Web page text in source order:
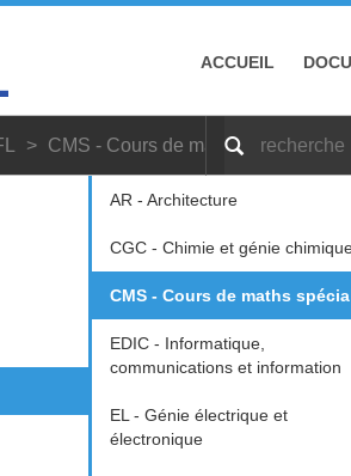
ACCUEIL
CMS - Cours de maths spécial
AR - Architecture
CGC - Chimie et génie
CMS - Cours de maths
EDIC - Informatique,
communications et information
EL - Génie électrique et
électronique